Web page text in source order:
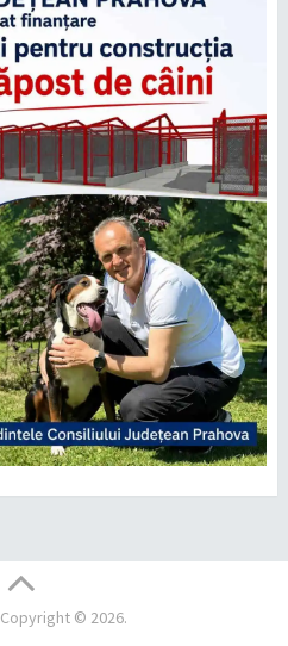
Copyright © 2026.